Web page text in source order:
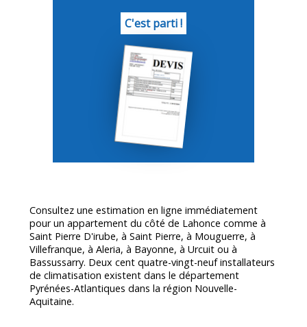
C'est parti !
Consultez une estimation en ligne immédiatement
pour un appartement du côté de Lahonce comme à
Saint Pierre D'irube, à Saint Pierre, à Mouguerre, à
Villefranque, à Aleria, à Bayonne, à Urcuit ou à
Bassussarry. Deux cent quatre-vingt-neuf installateurs
de climatisation existent dans le département
Pyrénées-Atlantiques dans la région Nouvelle-
Aquitaine.